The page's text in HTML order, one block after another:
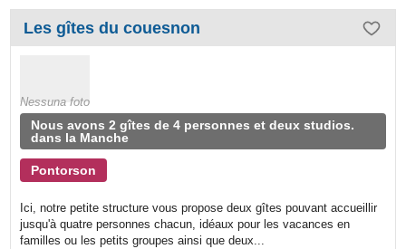
Les gîtes du couesnon
Nessuna foto
Nous avons 2 gîtes de 4 personnes et deux studios.
dans la Manche
Pontorson
Ici, notre petite structure vous propose deux gîtes pouvant accueillir
jusqu'à quatre personnes chacun, idéaux pour les vacances en
familles ou les petits groupes ainsi que deux...